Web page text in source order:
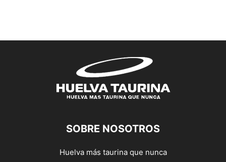
SOBRE NOSOTROS
Huelva más taurina que nunca